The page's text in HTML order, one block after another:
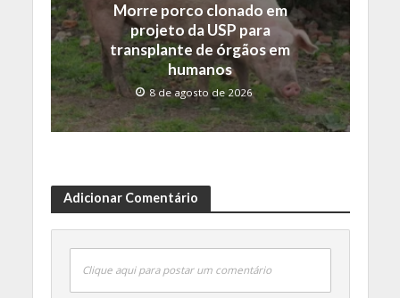
Morre porco clonado em
projeto da USP para
transplante de órgãos em
humanos
8 de agosto de 2026
Adicionar Comentário
Clique aqui para postar um comentário